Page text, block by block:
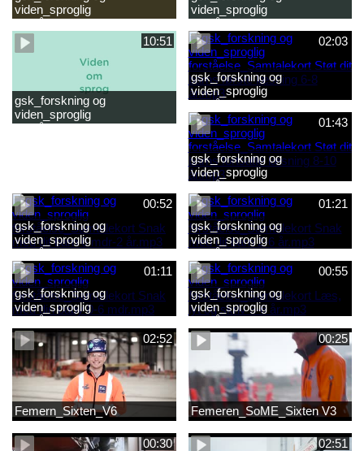
viden_sproglig
forståelse_Snak med dit barn
2-6 år.mp4
viden_sproglig
forståelse_Snak med din
baby 0-6 mdr.mp4
10:51
gsk_forskning og
viden_sproglig
forståelse_Barnets sproglige
02:03
gsk_forskning og
viden_sproglig
forståelse_Samtalekort Støt
dit barns første læsning 6-8
år.mp3
01:43
gsk_forskning og
viden_sproglig
forståelse_Samtalekort Støt
dit barns fortsatte læsning 8-
10 år.mp3
00:52
gsk_forskning og
viden_sproglig
forståelse_Samtalekort Snak
med dit barn 6 mdr-2 år.mp3
01:21
gsk_forskning og
viden_sproglig
forståelse_Samtalekort Snak
med dit barn 2-6 år.mp3
01:11
gsk_forskning og
viden_sproglig
forståelse_Samtalekort Snak
med din baby 0-6 mdr.mp3
00:55
gsk_forskning og
viden_sproglig
forståelse_Samtalekort Læs,
lyt og skriv 3-6 år.mp3
02:52
Femern_Sixten_V6
00:25
Femeren_SoME_Sixten V3
00:30 02:51